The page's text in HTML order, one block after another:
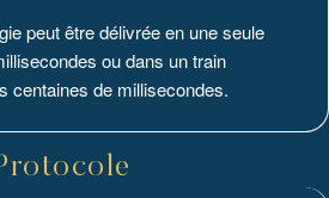
peut être délivrée en une seule
ou dans un train
centaines de millisecondes.